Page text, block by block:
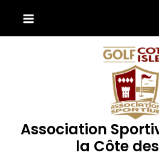
content
Association
la Côte